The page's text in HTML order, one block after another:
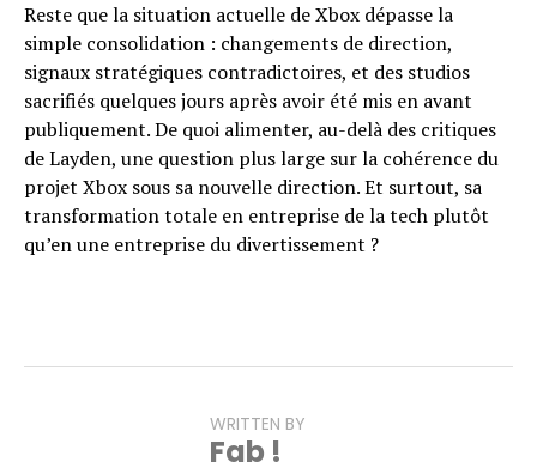
Reste que la situation actuelle de Xbox dépasse la
simple consolidation : changements de direction,
signaux stratégiques contradictoires, et des studios
sacrifiés quelques jours après avoir été mis en avant
publiquement. De quoi alimenter, au-delà des critiques
de Layden, une question plus large sur la cohérence du
projet Xbox sous sa nouvelle direction. Et surtout, sa
transformation totale en entreprise de la tech plutôt
qu’en une entreprise du divertissement ?
WRITTEN BY
Fab !